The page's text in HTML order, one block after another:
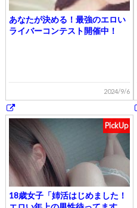
あなたが決める！最強のエロい
ライバーコンテスト開催中！
2024/9/6
PickUp
18歳女子「姉活はじめました！